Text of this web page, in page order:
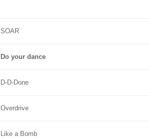
SOAR
Do your dance
D-D-Done
Overdrive
Like a Bomb